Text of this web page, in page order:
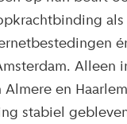
als
Alleen
en
stabiel